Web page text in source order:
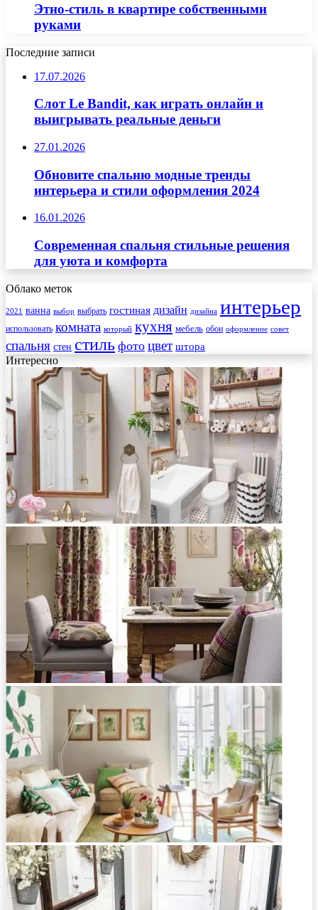
Этно-стиль в квартире собственными
руками
Последние записи
17.07.2026
Слот Le Bandit, как играть онлайн и
выигрывать реальные деньги
27.01.2026
Обновите спальню модные тренды
интерьера и стили оформления 2024
16.01.2026
Современная спальня стильные решения
для уюта и комфорта
Облако меток
2021 ванна выбор выбрать гостиная дизайн дизайна интерьер
использовать комната который кухня мебель обои оформление совет
спальня стен стиль фото цвет штора
Интересно